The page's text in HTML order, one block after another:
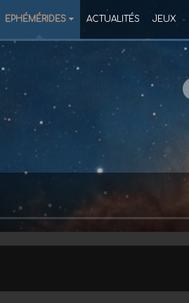
EPHÉMÉRIDES ACTUALITÉS JEUX